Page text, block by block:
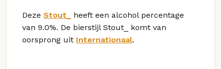
Deze Stout_
heeft een alcohol percentage
van 9.0%. De bierstijl Stout_ komt van
oorsprong uit Internationaal.